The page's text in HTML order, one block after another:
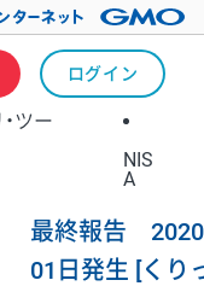
ログイン
ツー
NIS
A
最終報告
01日発生 [くり